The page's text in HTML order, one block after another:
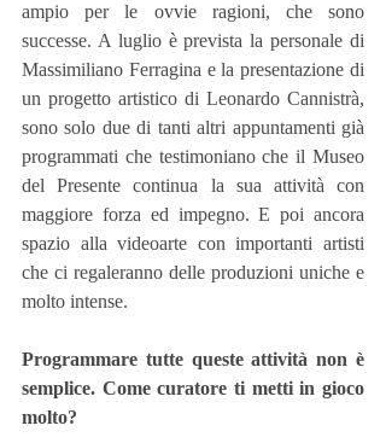
ampio per le ovvie ragioni, che sono
successe. A luglio è prevista la personale di
Massimiliano Ferragina e la presentazione di
un progetto artistico di Leonardo Cannistrà,
sono solo due di tanti altri appuntamenti già
programmati che testimoniano che il Museo
del Presente continua la sua attività con
maggiore forza ed impegno. E poi ancora
spazio alla videoarte con importanti artisti
che ci regaleranno delle produzioni uniche e
molto intense.
Programmare tutte queste attività non è
semplice. Come curatore ti metti in gioco
molto?